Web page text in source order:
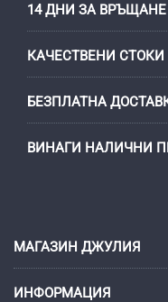
14 ДНИ ЗА
КАЧЕСТВЕНИ СТОКИ
БЕЗПЛАТНА
ВИНАГИ НАЛИЧНИ
МАГАЗИН ДЖУЛИЯ
ИНФОРМАЦИЯ